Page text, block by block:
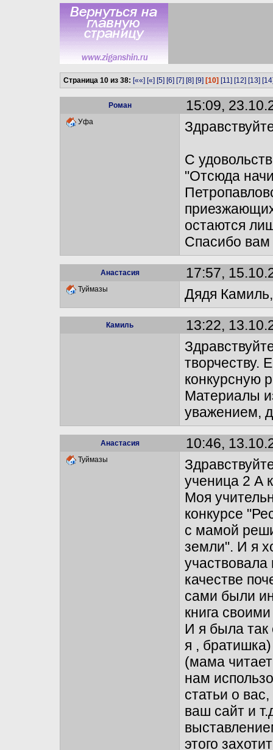
Страница 10 из 38: [««] [«] [5] [6] [7] [8] [9] [10] [11] [12] [13]
Роман 15:09,
Уфа
С
"Отсюда
остаются
Спасибо вам
Анастасия 17:57,
Туймазы Дядя
Камиль
13:22,
творчеству.
конкурсную
Материалы
уважением,
Анастасия 10:46,
Туймазы
ученица 2 А
Моя
конкурсе
с мамой
земли". И я
качестве
сами были
книга
И я была
я ,
(мама
нам
статьи о
ваш сайт и
этого